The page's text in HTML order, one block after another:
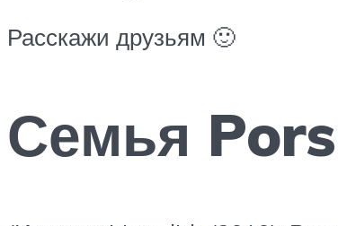
Расскажи друзьям 🙂
Семья